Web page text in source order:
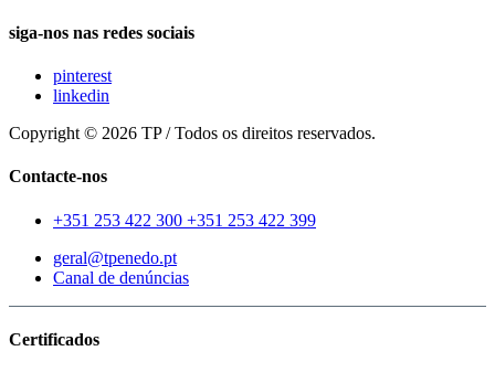
siga-nos nas redes sociais
pinterest
linkedin
Copyright © 2026 TP / Todos os direitos reservados.
Contacte-nos
+351 253 422 300 +351 253 422 399
geral@tpenedo.pt
Canal de denúncias
Certificados